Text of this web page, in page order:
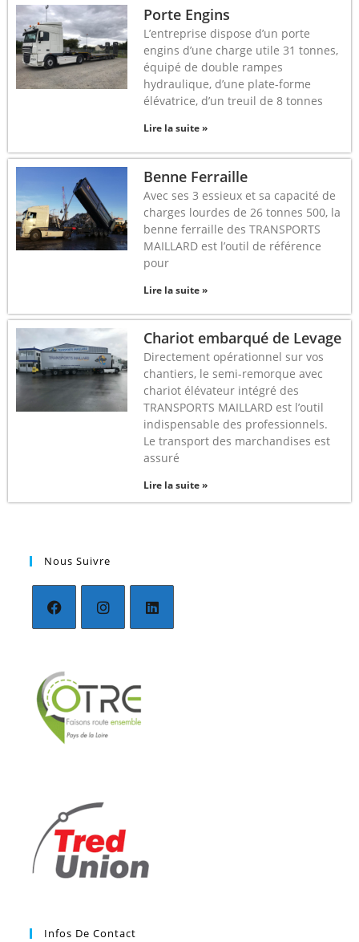
Porte Engins
L’entreprise dispose d’un porte
engins d’une charge utile 31 tonnes,
équipé de double rampes
hydraulique, d’une plate-forme
élévatrice, d’un treuil de 8 tonnes
Lire la suite »
Benne Ferraille
Avec ses 3 essieux et sa capacité de
charges lourdes de 26 tonnes 500, la
benne ferraille des TRANSPORTS
MAILLARD est l’outil de référence
pour
Lire la suite »
Chariot embarqué de Levage
Directement opérationnel sur vos
chantiers, le semi-remorque avec
chariot élévateur intégré des
TRANSPORTS MAILLARD est l’outil
indispensable des professionnels.
Le transport des marchandises est
assuré
Lire la suite »
Nous Suivre
Infos De Contact